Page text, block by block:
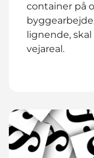
container på
lignende,
vejareal.